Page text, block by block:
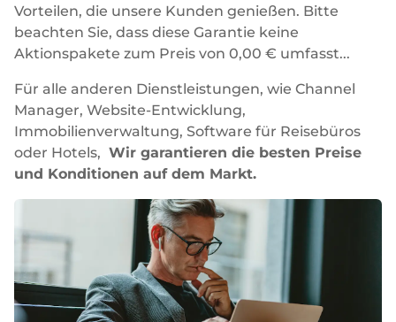
Vorteilen, die unsere Kunden genießen. Bitte
beachten Sie, dass diese Garantie keine
Aktionspakete zum Preis von 0,00 € umfasst...
Für alle anderen Dienstleistungen, wie Channel
Manager, Website-Entwicklung,
Immobilienverwaltung, Software für Reisebüros
oder Hotels, Wir garantieren die besten Preise
und Konditionen auf dem Markt.